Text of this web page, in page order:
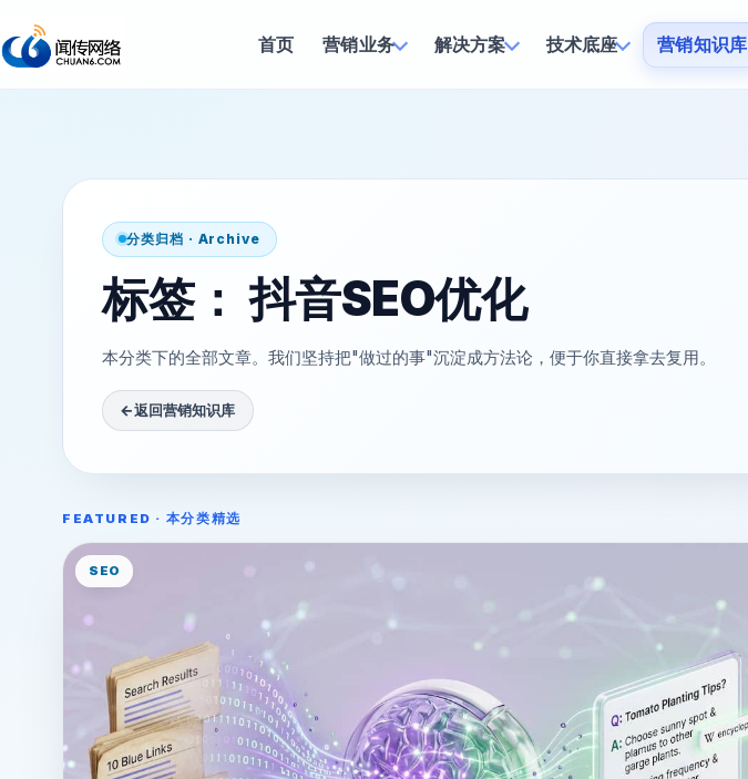
首页 营销业务 解决方案 技术底座 营销知识库
分类归档 · Archive
标签：抖音SEO优化
本分类下的全部文章。我们坚持把"做过的事"沉淀成方法论，便于你直接拿去复用。
←返回营销知识库
FEATURED · 本分类精选
SEO